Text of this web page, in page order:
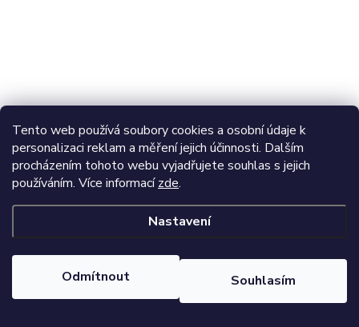
Tento web používá soubory cookies a osobní údaje k
personalizaci reklam a měření jejich účinnosti. Dalším
procházením tohoto webu vyjadřujete souhlas s jejich
používáním. Více informacízde.
Nastavení
Odmítnout Souhlasím